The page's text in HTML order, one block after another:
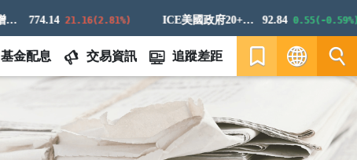
774.14 21.16(2.81%) ICE美國政府20+年期債券指數 92.84 0.55(-0.59%)
基金配息 交易資訊 追蹤差距
EN